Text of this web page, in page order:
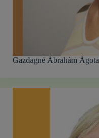
Gazdagné Ábrahám Ágota